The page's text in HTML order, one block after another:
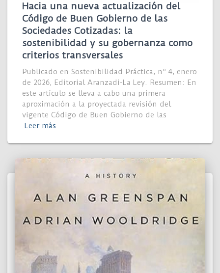
Hacia una nueva actualización del
Código de Buen Gobierno de las
Sociedades Cotizadas: la
sostenibilidad y su gobernanza como
criterios transversales
Publicado en Sostenibilidad Práctica, nº 4, enero
de 2026, Editorial Aranzadi-La Ley. Resumen: En
este artículo se lleva a cabo una primera
aproximación a la proyectada revisión del
vigente Código de Buen Gobierno de las
Leer más